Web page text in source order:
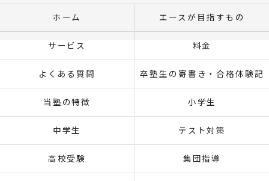
ホーム エースが目指すもの
サービス 料金
よくある質問 卒塾生の寄書き・合格体験記
当塾の特徴 小学生
中学生 テスト対策
高校受験 集団指導